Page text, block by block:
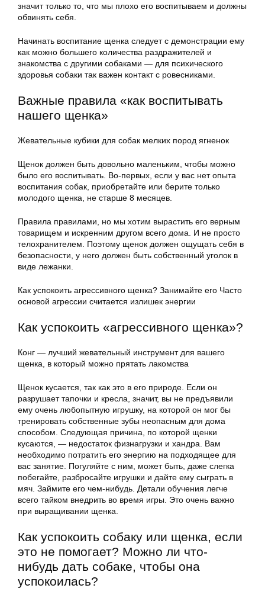
значит только то, что мы плохо его воспитываем и должны
обвинять себя.
Начинать воспитание щенка следует с демонстрации ему
как можно большего количества раздражителей и
знакомства с другими собаками — для психического
здоровья собаки так важен контакт с ровесниками.
Важные правила «как воспитывать
нашего щенка»
Жевательные кубики для собак мелких пород ягненок
Щенок должен быть довольно маленьким, чтобы можно
было его воспитывать. Во-первых, если у вас нет опыта
воспитания собак, приобретайте или берите только
молодого щенка, не старше 8 месяцев.
Правила правилами, но мы хотим вырастить его верным
товарищем и искренним другом всего дома. И не просто
телохранителем. Поэтому щенок должен ощущать себя в
безопасности, у него должен быть собственный уголок в
виде лежанки.
Как успокоить агрессивного щенка? Занимайте его Часто
основой агрессии считается излишек энергии
Как успокоить «агрессивного щенка»?
Конг — лучший жевательный инструмент для вашего
щенка, в который можно прятать лакомства
Щенок кусается, так как это в его природе. Если он
разрушает тапочки и кресла, значит, вы не предъявили
ему очень любопытную игрушку, на которой он мог бы
тренировать собственные зубы неопасным для дома
способом. Следующая причина, по которой щенки
кусаются, — недостаток физнагрузки и хандра. Вам
необходимо потратить его энергию на подходящее для
вас занятие. Погуляйте с ним, может быть, даже слегка
побегайте, разбросайте игрушки и дайте ему сыграть в
мяч. Займите его чем-нибудь. Детали обучения легче
всего тайком внедрить во время игры. Это очень важно
при выращивании щенка.
Как успокоить собаку или щенка, если
это не помогает? Можно ли что-
нибудь дать собаке, чтобы она
успокоилась?